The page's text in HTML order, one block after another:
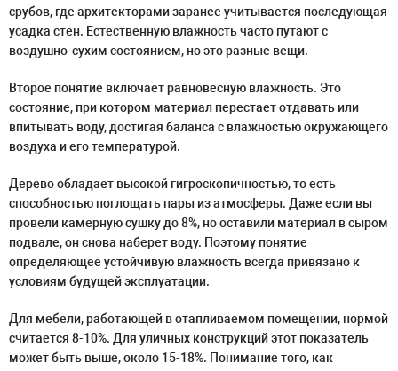
срубов, где архитекторами заранее учитывается последующая
усадка стен. Естественную влажность часто путают с
воздушно-сухим состоянием, но это разные вещи.
Второе понятие включает равновесную влажность. Это
состояние, при котором материал перестает отдавать или
впитывать воду, достигая баланса с влажностью окружающего
воздуха и его температурой.
Дерево обладает высокой гигроскопичностью, то есть
способностью поглощать пары из атмосферы. Даже если вы
провели камерную сушку до 8%, но оставили материал в сыром
подвале, он снова наберет воду. Поэтому понятие
определяющее устойчивую влажность всегда привязано к
условиям будущей эксплуатации.
Для мебели, работающей в отапливаемом помещении, нормой
считается 8-10%. Для уличных конструкций этот показатель
может быть выше, около 15-18%. Понимание того, как